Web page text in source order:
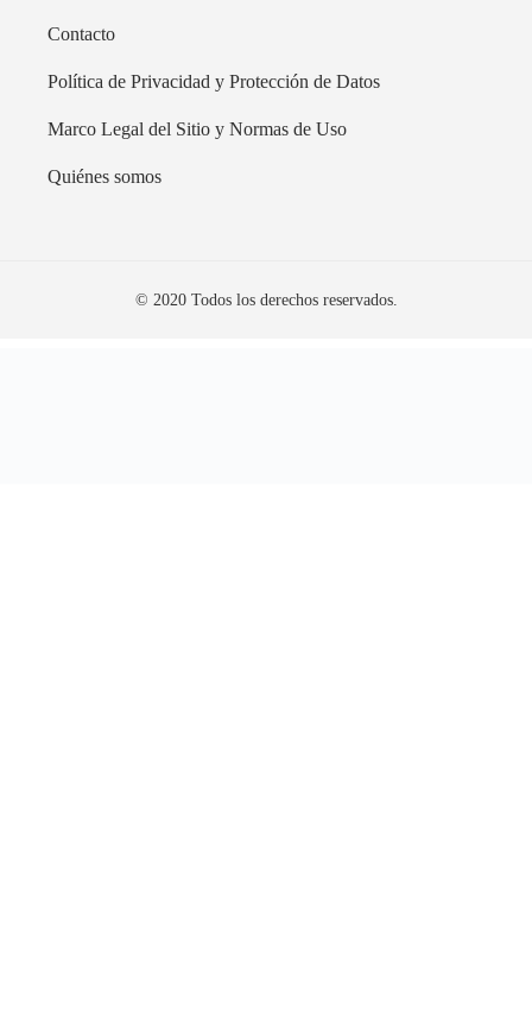
Contacto
Política de Privacidad y Protección de Datos
Marco Legal del Sitio y Normas de Uso
Quiénes somos
© 2020 Todos los derechos reservados.